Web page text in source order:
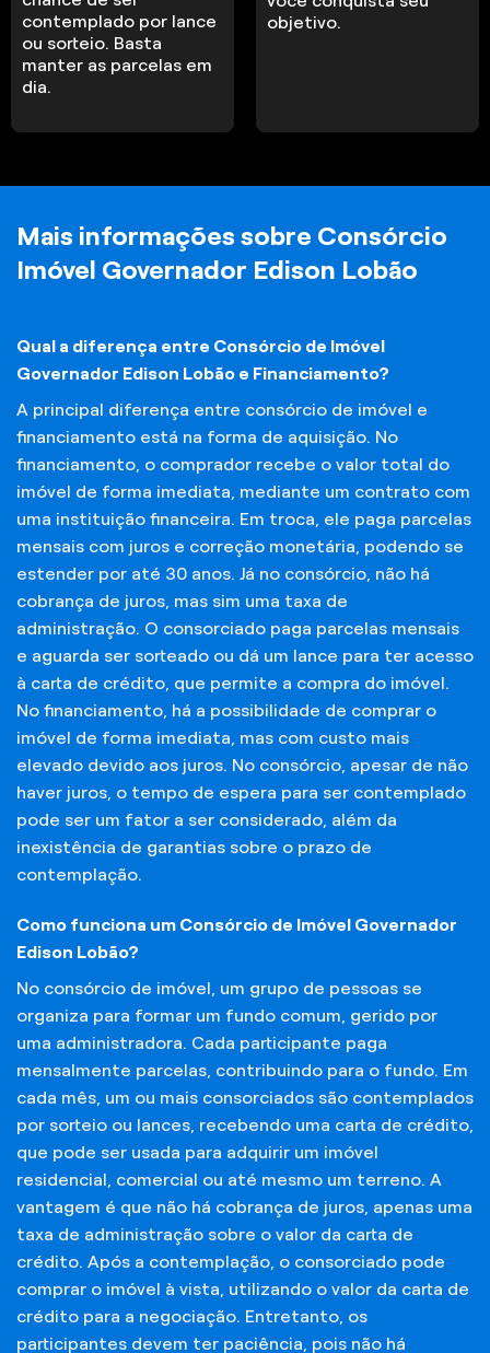
contemplado por lance
ou sorteio. Basta
manter as parcelas em
dia.
objetivo.
Mais informações sobre Consórcio
Imóvel Governador Edison Lobão
Qual a diferença entre Consórcio de Imóvel
Governador Edison Lobão e Financiamento?
A principal diferença entre consórcio de imóvel e
financiamento está na forma de aquisição. No
financiamento, o comprador recebe o valor total do
imóvel de forma imediata, mediante um contrato com
uma instituição financeira. Em troca, ele paga parcelas
mensais com juros e correção monetária, podendo se
estender por até 30 anos. Já no consórcio, não há
cobrança de juros, mas sim uma taxa de
administração. O consorciado paga parcelas mensais
e aguarda ser sorteado ou dá um lance para ter acesso
à carta de crédito, que permite a compra do imóvel.
No financiamento, há a possibilidade de comprar o
imóvel de forma imediata, mas com custo mais
elevado devido aos juros. No consórcio, apesar de não
haver juros, o tempo de espera para ser contemplado
pode ser um fator a ser considerado, além da
inexistência de garantias sobre o prazo de
contemplação.
Como funciona um Consórcio de Imóvel Governador
Edison Lobão?
No consórcio de imóvel, um grupo de pessoas se
organiza para formar um fundo comum, gerido por
uma administradora. Cada participante paga
mensalmente parcelas, contribuindo para o fundo. Em
cada mês, um ou mais consorciados são contemplados
por sorteio ou lances, recebendo uma carta de crédito,
que pode ser usada para adquirir um imóvel
residencial, comercial ou até mesmo um terreno. A
vantagem é que não há cobrança de juros, apenas uma
taxa de administração sobre o valor da carta de
crédito. Após a contemplação, o consorciado pode
comprar o imóvel à vista, utilizando o valor da carta de
crédito para a negociação. Entretanto, os
participantes devem ter paciência, pois não há